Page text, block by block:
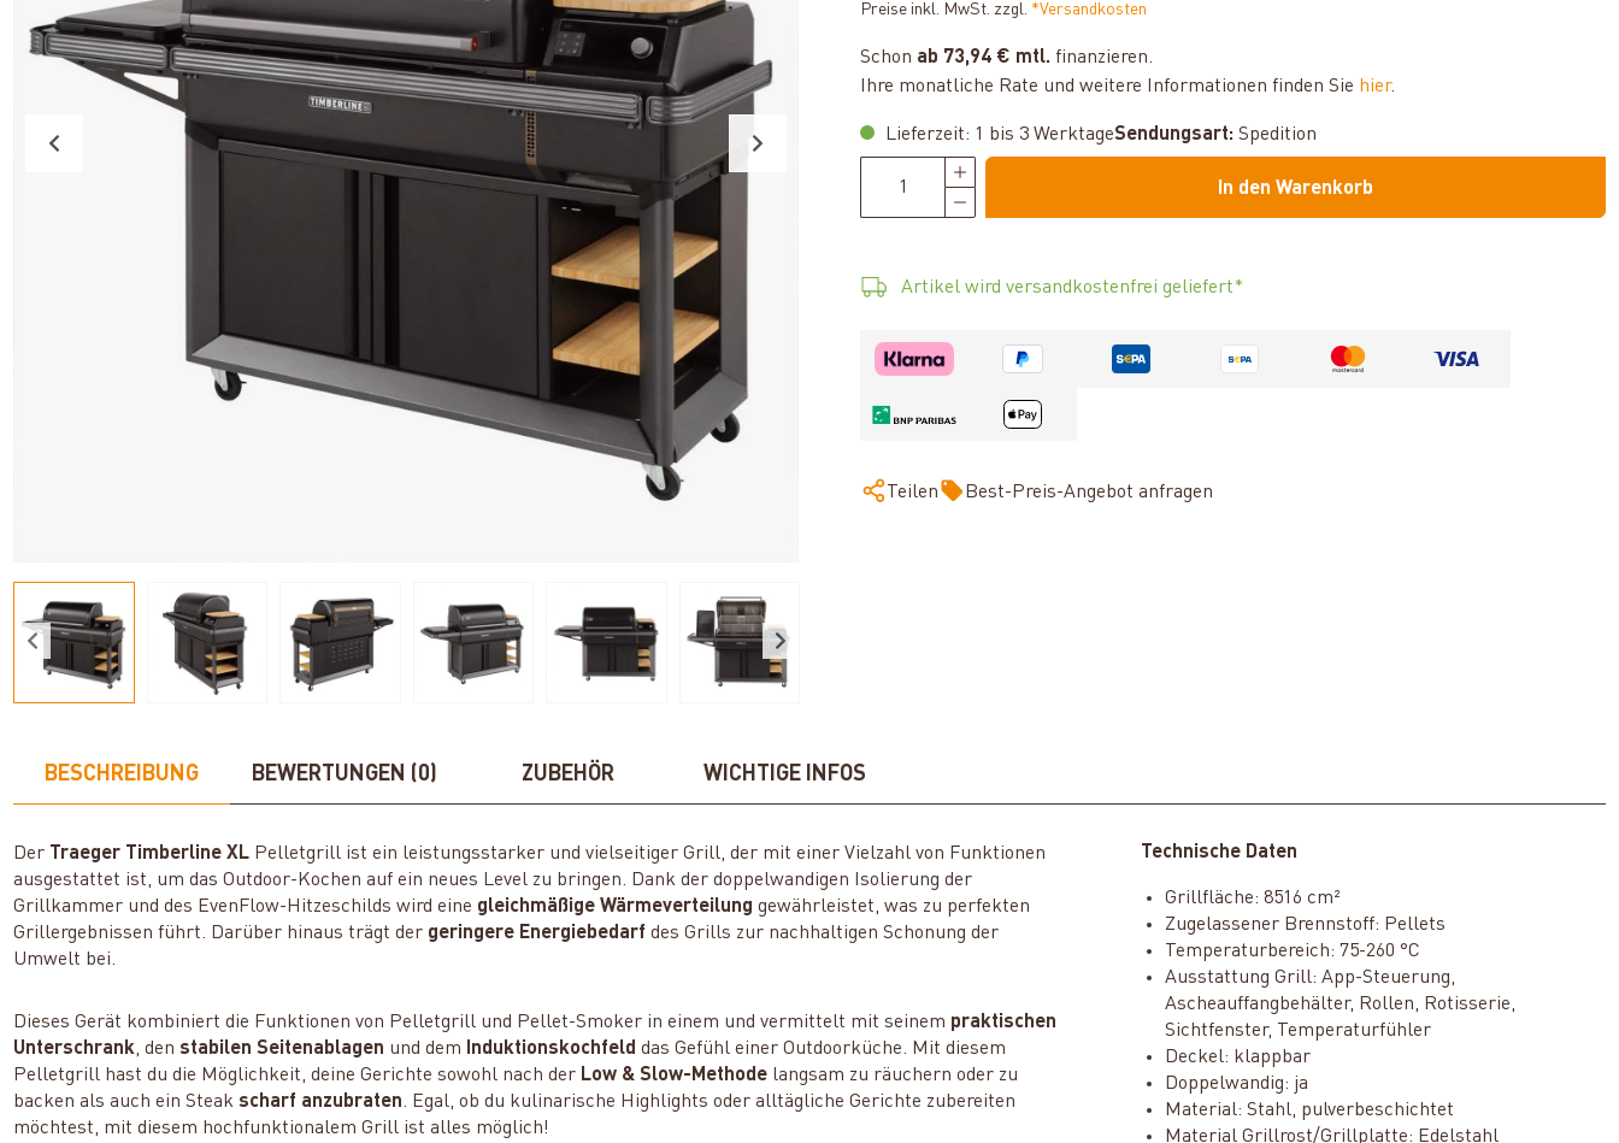
Preise inkl. MwSt. zzgl. *Versandkosten
Schon ab 73,94 € mtl. finanzieren.
Ihre monatliche Rate und weitere Informationen finden Sie hier.
Lieferzeit: 1 bis 3 WerktageSendungsart: Spedition
In den Warenkorb
Artikel wird versandkostenfrei geliefert*
Teilen Best-Preis-Angebot anfragen
BESCHREIBUNG BEWERTUNGEN (0) ZUBEHÖR WICHTIGE INFOS
Der Traeger Timberline XL Pelletgrill ist ein leistungsstarker und vielseitiger Grill, der mit einer Vielzahl von Funktionen
ausgestattet ist, um das Outdoor-Kochen auf ein neues Level zu bringen. Dank der doppelwandigen Isolierung der
Grillkammer und des EvenFlow-Hitzeschilds wird eine gleichmäßige Wärmeverteilunggewährleistet, was zu perfekten
Grillergebnissen führt. Darüber hinaus trägt der geringere Energiebedarfdes Grills zur nachhaltigen Schonung der
Umwelt bei.
Dieses Gerät kombiniert die Funktionen von Pelletgrill und Pellet-Smoker in einem und vermittelt mit seinem praktischen
Unterschrank, den stabilen Seitenablagen und dem Induktionskochfelddas Gefühl einer Outdoorküche. Mit diesem
Pelletgrill hast du die Möglichkeit, deine Gerichte sowohl nach der Low & Slow-Methode langsam zu räuchern oder zu
backen als auch ein Steak scharf anzubraten. Egal, ob du kulinarische Highlights oder alltägliche Gerichte zubereiten
möchtest, mit diesem hochfunktionalem Grill ist alles möglich!
Technische Daten
Grillfläche: 8516 cm²
Zugelassener Brennstoff: Pellets
Temperaturbereich: 75-260 °C
Ausstattung Grill: App-Steuerung,
Ascheauffangbehälter, Rollen, Rotisserie,
Sichtfenster, Temperaturfühler
Deckel: klappbar
Doppelwandig: ja
Material: Stahl, pulverbeschichtet
Material Grillrost/Grillplatte: Edelstahl